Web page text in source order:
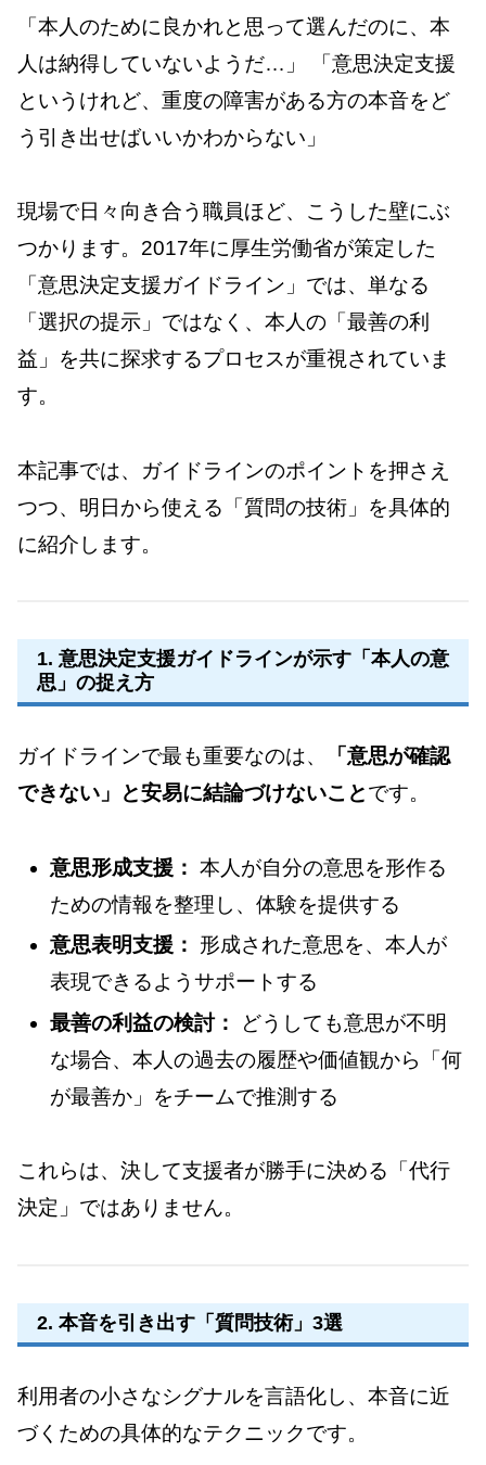
「本人のために良かれと思って選んだのに、本
人は納得していないようだ…」 「意思決定支援
というけれど、重度の障害がある方の本音をど
う引き出せばいいかわからない」
現場で日々向き合う職員ほど、こうした壁にぶ
つかります。2017年に厚生労働省が策定した
「意思決定支援ガイドライン」では、単なる
「選択の提示」ではなく、本人の「最善の利
益」を共に探求するプロセスが重視されていま
す。
本記事では、ガイドラインのポイントを押さえ
つつ、明日から使える「質問の技術」を具体的
に紹介します。
1. 意思決定支援ガイドラインが示す「本人の意
思」の捉え方
ガイドラインで最も重要なのは、
「意思が確認
できない」と安易に結論づけないことです。
意思形成支援： 本人が自分の意思を形作る
ための情報を整理し、体験を提供する
意思表明支援：
形成された意思を、本人が
表現できるようサポートする
最善の利益の検討：
どうしても意思が不明
な場合、本人の過去の履歴や価値観から「何
が最善か」をチームで推測する
これらは、決して支援者が勝手に決める「代行
決定」ではありません。
2. 本音を引き出す「質問技術」3選
利用者の小さなシグナルを言語化し、本音に近
づくための具体的なテクニックです。